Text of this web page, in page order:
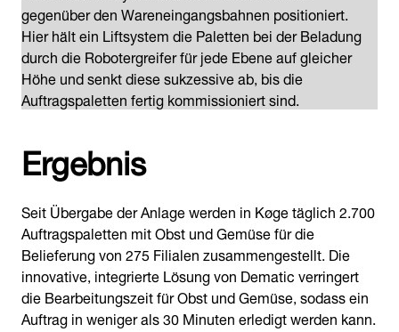
gegenüber den Wareneingangsbahnen positioniert.
Hier hält ein Liftsystem die Paletten bei der Beladung
durch die Robotergreifer für jede Ebene auf gleicher
Höhe und senkt diese sukzessive ab, bis die
Auftragspaletten fertig kommissioniert sind.
Ergebnis
Seit Übergabe der Anlage werden in Køge täglich 2.700
Auftragspaletten mit Obst und Gemüse für die
Belieferung von 275 Filialen zusammengestellt. Die
innovative, integrierte Lösung von Dematic verringert
die Bearbeitungszeit für Obst und Gemüse, sodass ein
Auftrag in weniger als 30 Minuten erledigt werden kann.